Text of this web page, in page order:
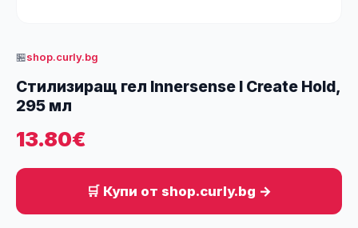
🏪shop.curly.bg
Стилизиращ гел Innersense I Create Hold,
295 мл
13.80€
🛒 Купи от shop.curly.bg →